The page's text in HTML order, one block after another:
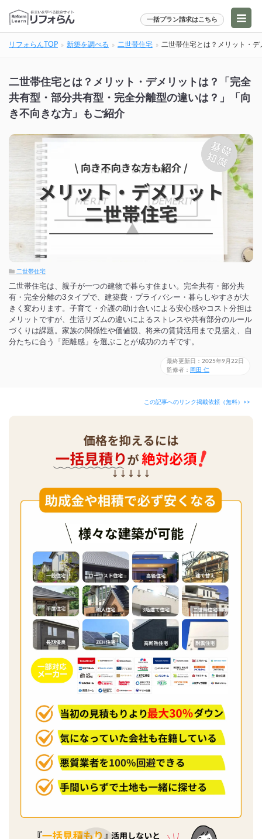
一括プラン請求はこちら
リフォらんTOP 新築を調べる 二世帯住宅 二世帯住宅とは？メリット・
二世帯住宅とは？メリット・デメリットは？「完全
共有型・部分共有型・完全分離型の違いは？」「向
き不向きな方」もご紹介
二世帯住宅
二世帯住宅は、親子が一つの建物で暮らす住まい。完全共有・部分共
有・完全分離の3タイプで、建築費・プライバシー・暮らしやすさが大
きく変わります。子育て・介護の助け合いによる安心感やコスト分担は
メリットですが、生活リズムの違いによるストレスや共有部分のルール
づくりは課題。家族の関係性や価値観、将来の賃貸活用まで見据え、自
分たちに合う「距離感」を選ぶことが成功のカギです。
最終更新日：2025年9月22日
監修者： 岡田 仁
この記事へのリンク掲載依頼（無料）>>